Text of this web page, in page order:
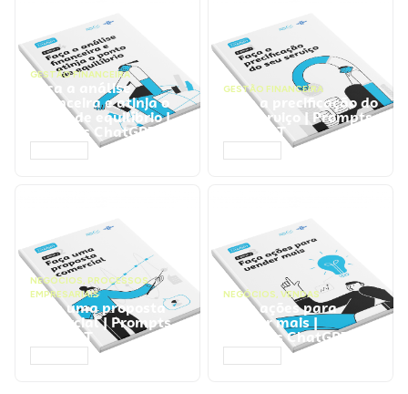
GESTÃO FINANCEIRA
Faça a análise
financeira e atinja o
ponto de equilíbrio |
Prompts ChatGPT
GESTÃO FINANCEIRA
Faça a precificação do
seu serviço | Prompts
ChatGPT
NEGÓCIOS, PROCESSOS
EMPRESARIAIS
Faça uma proposta
comercial | Prompts
ChatGPT
NEGÓCIOS, VENDAS
Faça ações para
vender mais |
Prompts ChatGPT